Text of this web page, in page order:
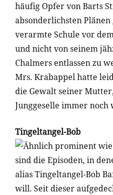
häufig Opfer von Barts
absonderlichsten
verarmte Schule vor
und nicht von seinem
Chalmers entlassen zu
Mrs. Krabappel hatte
die Gewalt seiner
Junggeselle immer noch
Tingeltangel-Bob
Ähnlich prominent
sind die Episoden, in
alias Tingeltangel-Bob
will. Seit dieser